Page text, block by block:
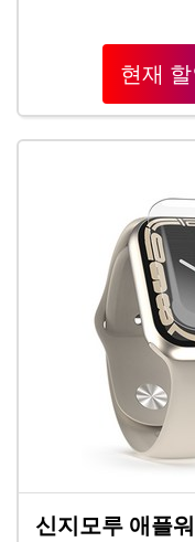
현재
신지모루 애플